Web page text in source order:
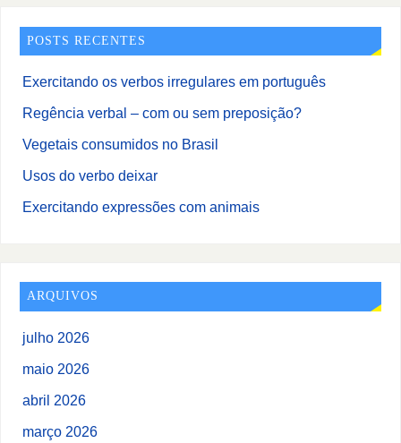
POSTS RECENTES
Exercitando os verbos irregulares em português
Regência verbal – com ou sem preposição?
Vegetais consumidos no Brasil
Usos do verbo deixar
Exercitando expressões com animais
ARQUIVOS
julho 2026
maio 2026
abril 2026
março 2026